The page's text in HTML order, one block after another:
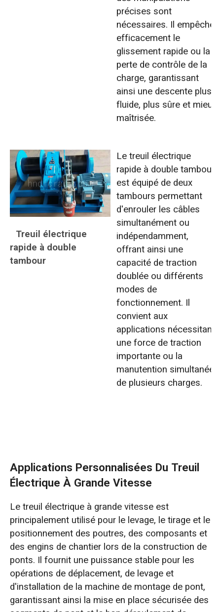
précises sont
nécessaires. Il empêche
efficacement le
glissement rapide ou la
perte de contrôle de la
charge, garantissant
ainsi une descente plus
fluide, plus sûre et mieux
maîtrisée.
Treuil électrique
rapide à double
tambour
Le treuil électrique
rapide à double tambour
est équipé de deux
tambours permettant
d'enrouler les câbles
simultanément ou
indépendamment,
offrant ainsi une
capacité de traction
doublée ou différents
modes de
fonctionnement. Il
convient aux
applications nécessitant
une force de traction
importante ou la
manutention simultanée
de plusieurs charges.
Applications Personnalisées Du Treuil
Électrique À Grande Vitesse
Le treuil électrique à grande vitesse est
principalement utilisé pour le levage, le tirage et le
positionnement des poutres, des composants et
des engins de chantier lors de la construction de
ponts. Il fournit une puissance stable pour les
opérations de déplacement, de levage et
d'installation de la machine de montage de pont,
garantissant ainsi la mise en place sécurisée des